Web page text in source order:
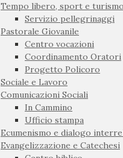
Tempo libero, sport e turismo
Servizio pellegrinaggi
Pastorale Giovanile
Centro vocazioni
Coordinamento Oratori
Progetto Policoro
Sociale e Lavoro
Comunicazioni Sociali
In Cammino
Ufficio stampa
Ecumenismo e dialogo
Evangelizzazione e Catechesi